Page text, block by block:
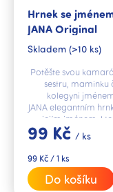
Hrnek se
JANA Original
Skladem (>10 ks)
99 Kč / ks
Měrná
cena:
99 Kč / 1 ks
Do košíku
Potěšte svou
sestru, maminku
kolegyni
JANA elegantním
jejím jménem,
ozdobí každou
domácnost.